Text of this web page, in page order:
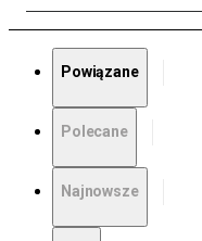
Powiązane
Polecane
Najnowsze